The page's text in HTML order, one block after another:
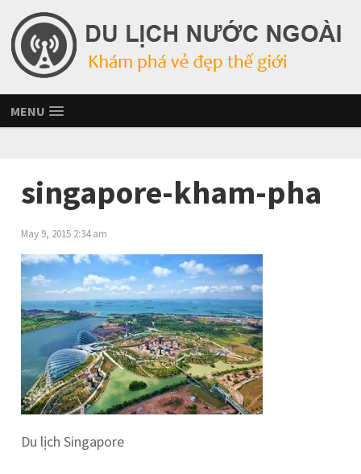
MENU
singapore-kham-pha
May 9, 2015 2:34 am
Du lịch Singapore